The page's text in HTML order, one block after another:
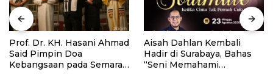
Prof. Dr. KH. Hasani Ahmad
Said Pimpin Doa
Kebangsaan pada Semarak
Aisah Dahlan Kembali
Hadir di Surabaya, Bahas
“Seni Memahami